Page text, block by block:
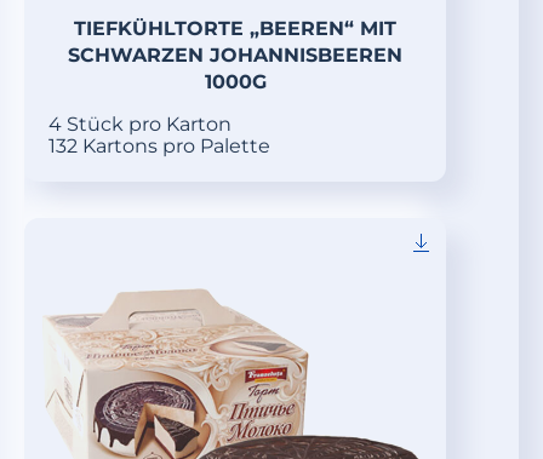
TIEFKÜHLTORTE „BEEREN“ MIT
SCHWARZEN JOHANNISBEEREN
1000G
4 Stück pro Karton
132 Kartons pro Palette